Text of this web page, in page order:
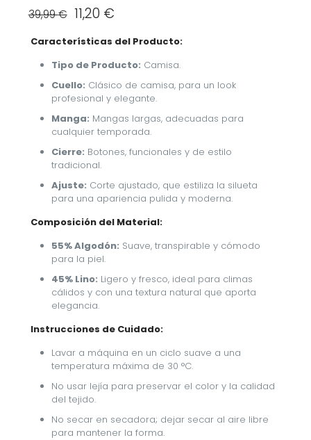
39,99€ El
precio
original
39,99 €.
11,20 €El
actual
11,20 €.
Características del Producto:
Tipo de Producto: Camisa.
Cuello: Clásico de camisa, para un look
profesional y elegante.
Manga: Mangas largas, adecuadas para
cualquier temporada.
Cierre: Botones, funcionales y de estilo
tradicional.
Ajuste: Corte ajustado, que estiliza la silueta
para una apariencia pulida y moderna.
Composición del Material:
55% Algodón: Suave, transpirable y cómodo
para la piel.
45% Lino: Ligero y fresco, ideal para climas
cálidos y con una textura natural que aporta
elegancia.
Instrucciones de Cuidado:
Lavar a máquina en un ciclo suave a una
temperatura máxima de 30 °C.
No usar lejía para preservar el color y la calidad
del tejido.
No secar en secadora; dejar secar al aire libre
para mantener la forma.